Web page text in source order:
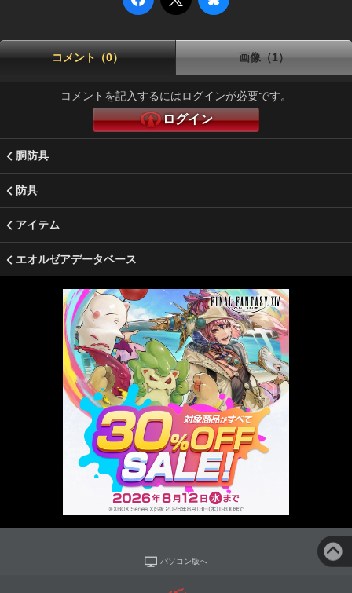
コメント（0） 画像（1）
コメントを記入するにはログインが必要です。
ログイン
胴防具
防具
アイテム
エオルゼアデータベース
パソコン版へ